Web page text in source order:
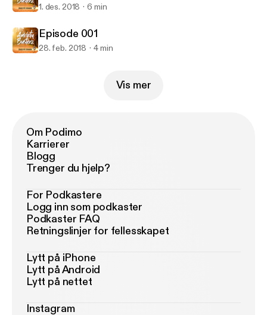
1. des. 2018 6 min
Episode 001
28. feb. 2018 4 min
Vis mer
Om Podimo
Karrierer
Blogg
Trenger du hjelp?
For Podkastere
Logg inn som podkaster
Podkaster FAQ
Retningslinjer for fellesskapet
Lytt på iPhone
Lytt på Android
Lytt på nettet
Instagram